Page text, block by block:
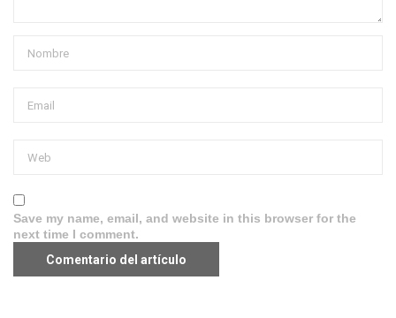
Save my name, email, and website in this browser for the
next time I comment.